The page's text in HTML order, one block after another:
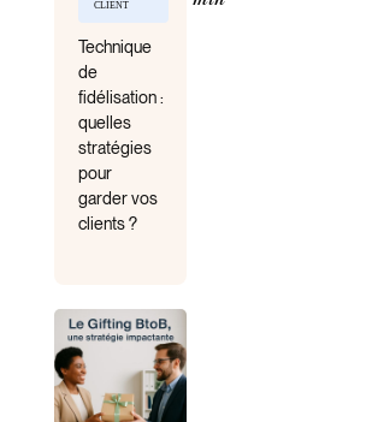
CLIENT
Technique
de
fidélisation :
quelles
stratégies
pour
garder vos
clients ?